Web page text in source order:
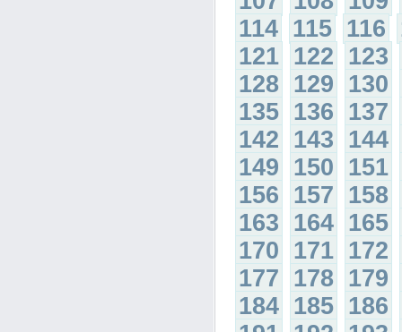
114 115 116
121 122 123
128 129 130
135 136 137
142 143 144
149 150 151
156 157 158
163 164 165
170 171 172
177 178 179
184 185 186